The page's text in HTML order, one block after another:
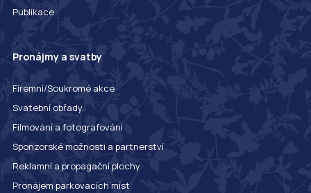
Publikace
Pronájmy a svatby
Firemní/Soukromé akce
Svatební obřady
Filmování a fotografování
Sponzorské možnosti a partnerství
Reklamní a propagační plochy
Pronájem parkovacích míst